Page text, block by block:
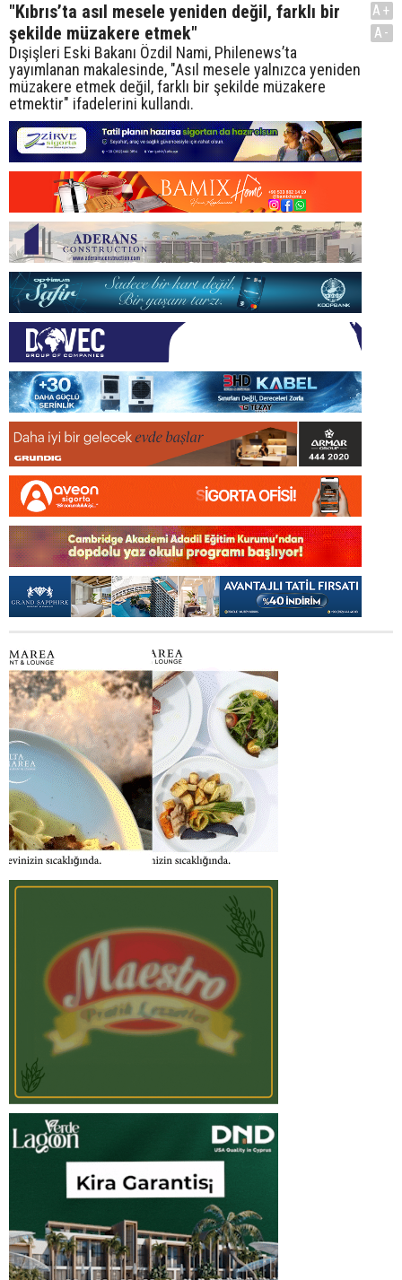
"Kıbrıs’ta asıl mesele yeniden değil, farklı bir
şekilde müzakere etmek"
Dışişleri Eski Bakanı Özdil Nami, Philenews’ta
yayımlanan makalesinde, "Asıl mesele yalnızca yeniden
müzakere etmek değil, farklı bir şekilde müzakere
etmektir" ifadelerini kullandı.
A+
A-